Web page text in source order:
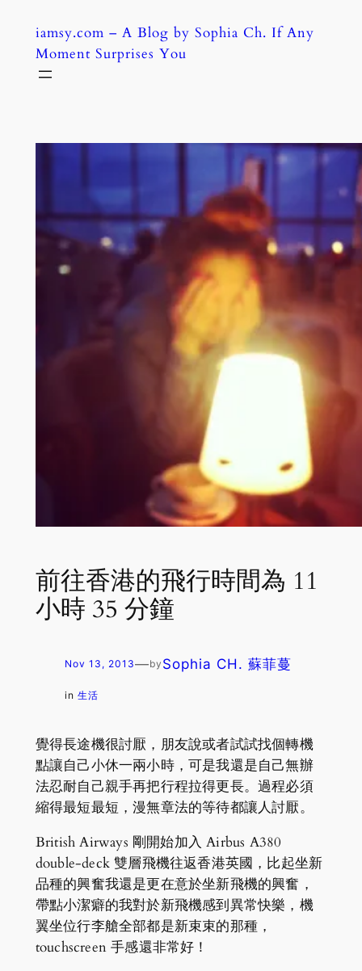
content
iamsy.com – A Blog by Sophia Ch. If Any
Moment Surprises You
前往香港的飛行時間為 11
小時 35 分鐘
Nov 13, 2013—by Sophia CH. 蘇菲蔓
in 生活
覺得長途機很討厭，朋友說或者試試找個轉機
點讓自己小休一兩小時，可是我還是自己無辦
法忍耐自己親手再把行程拉得更長。過程必須
縮得最短最短，漫無章法的等待都讓人討厭。
British Airways 剛開始加入 Airbus A380
double-deck 雙層飛機往返香港英國，比起坐新
品種的興奮我還是更在意於坐新飛機的興奮，
帶點小潔癖的我對於新飛機感到異常快樂，機
翼坐位行李艙全部都是新束束的那種，
touchscreen 手感還非常好！